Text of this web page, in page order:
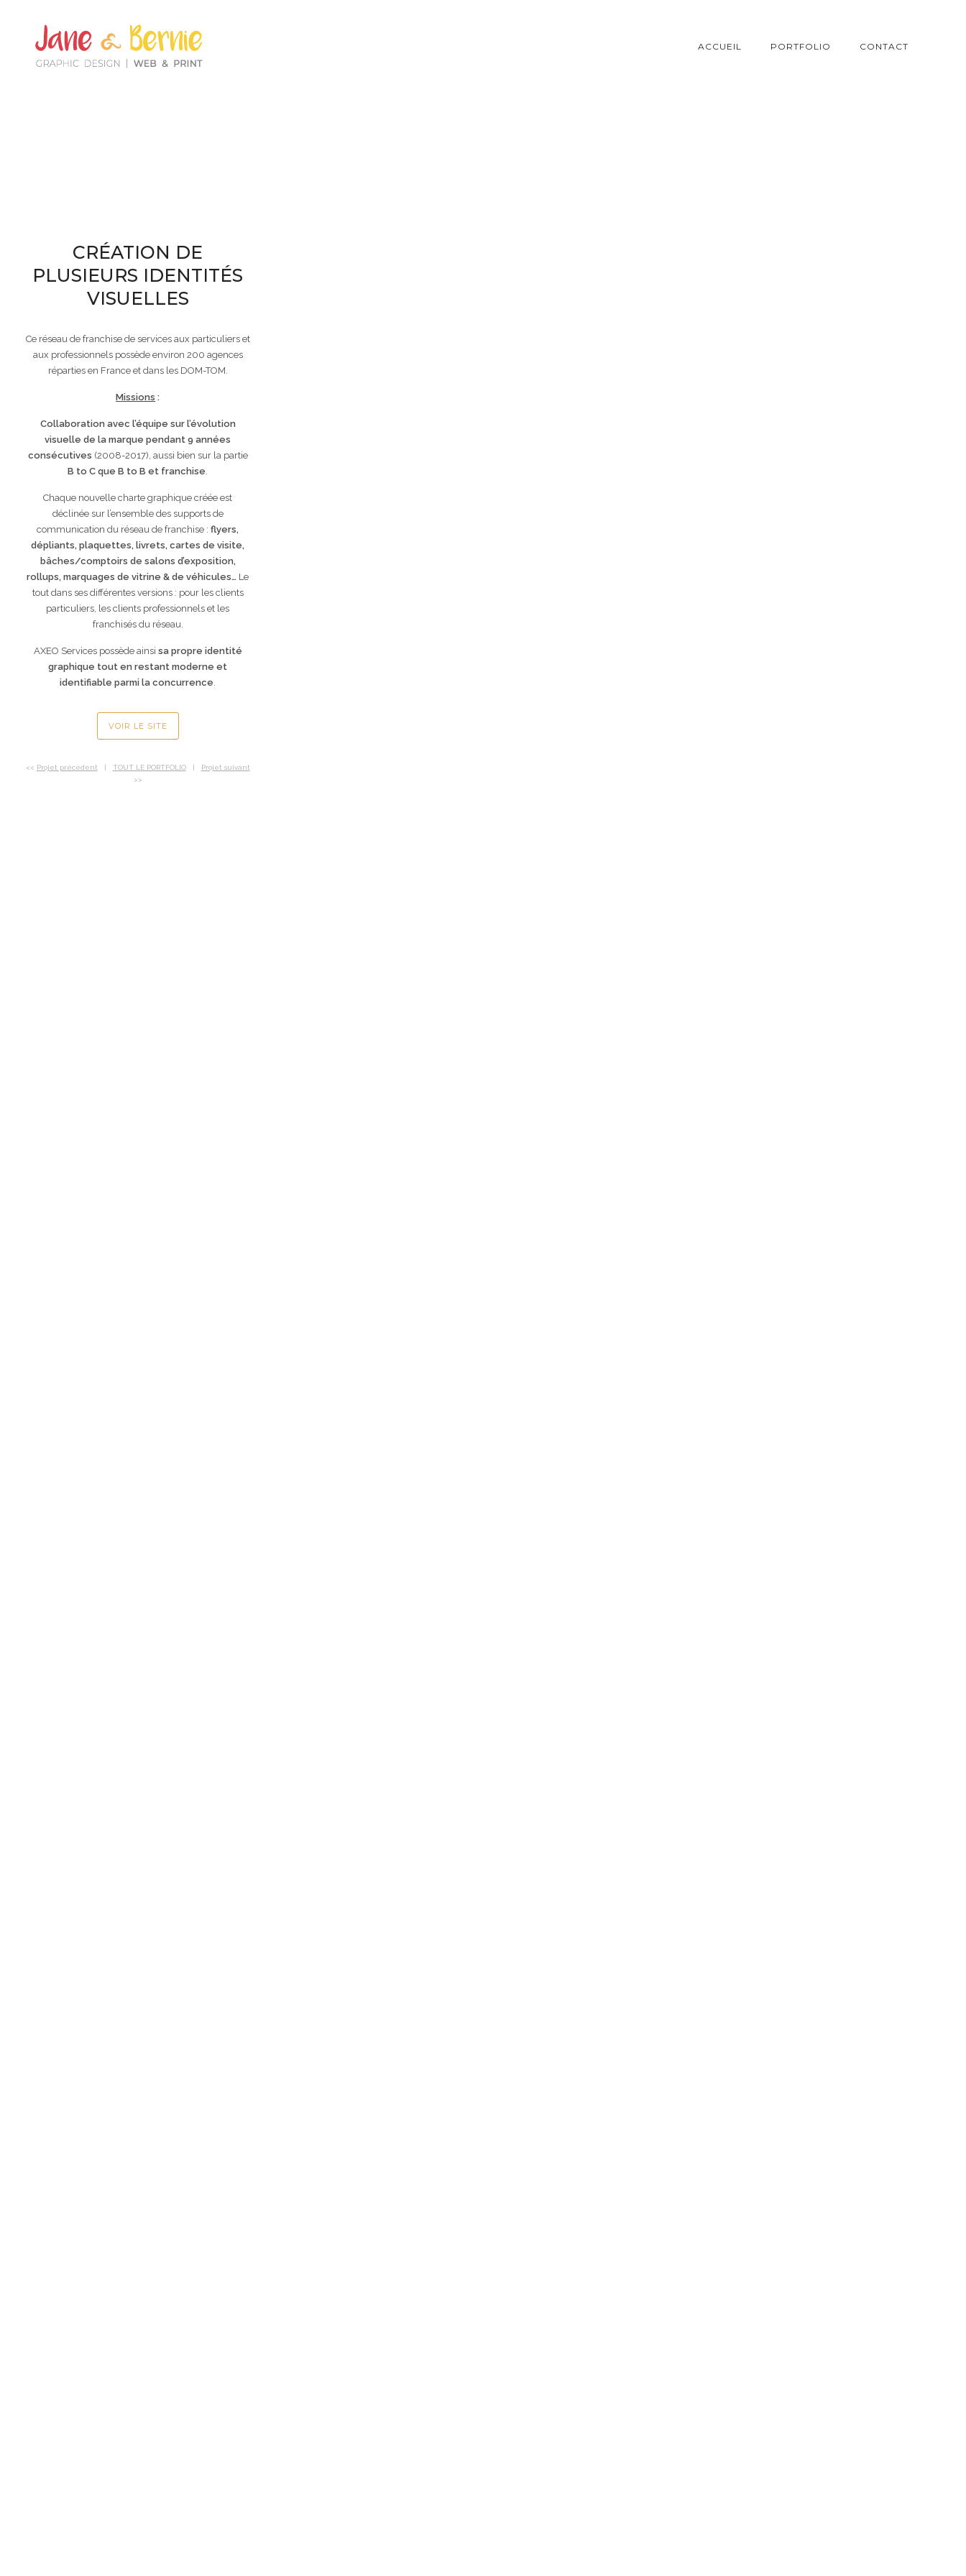
ACCUEIL PORTFOLIO CONTACT
CRÉATION DE
PLUSIEURS IDENTITÉS
VISUELLES
Ce réseau de franchise de services aux particuliers et
aux professionnels possède environ 200 agences
réparties en France et dans les DOM-TOM.
Missions :
Collaboration avec l’équipe sur l’évolution
visuelle de la marque pendant 9 années
consécutives (2008-2017), aussi bien sur la partie
B to C que B to B et franchise.
Chaque nouvelle charte graphique créée est
déclinée sur l’ensemble des supports de
communication du réseau de franchise :flyers,
dépliants, plaquettes, livrets, cartes de visite,
bâches/comptoirs de salons d’exposition,
rollups, marquages de vitrine & de véhicules… Le
tout dans ses différentes versions : pour les clients
particuliers, les clients professionnels et les
franchisés du réseau.
AXEO Services possède ainsi sa propre identité
graphique tout en restant moderne et
identifiable parmi la concurrence.
VOIR LE SITE
<< Projet précédent TOUT LE PORTFOLIO|
Projet suivant
>>